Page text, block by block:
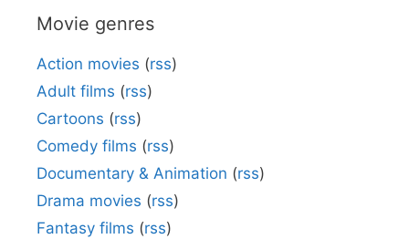
Movie genres
Action movies (rss)
Adult films (rss)
Cartoons (rss)
Comedy films (rss)
Documentary & Animation (rss)
Drama movies (rss)
Fantasy films (rss)